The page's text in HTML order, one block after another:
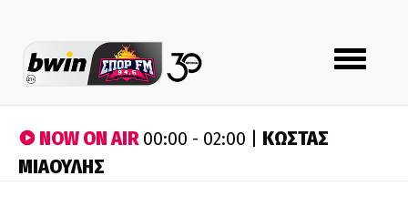
Toggle
navigation
NOW ON AIR00:00 - 02:00 | ΚΩΣΤΑΣ
ΜΙΑΟΥΛΗΣ